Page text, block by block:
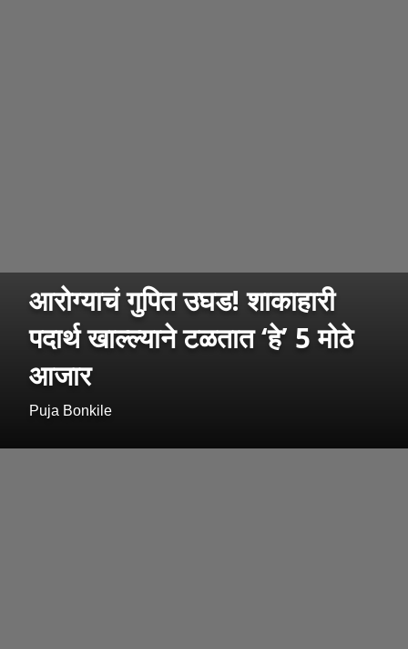
आरोग्याचं गुपित उघड! शाकाहारी
पदार्थ खाल्ल्याने टळतात ‘हे’ 5 मोठे
आजार
Puja Bonkile